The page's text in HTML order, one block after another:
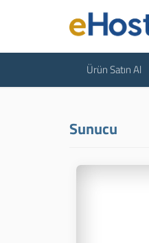
Ürün Satın Al
Sunucu